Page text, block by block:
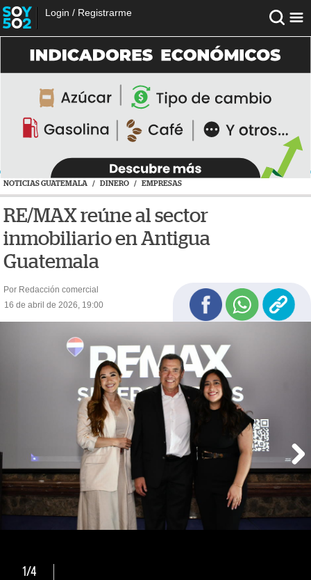
Login / Registrarme
NOTICIAS GUATEMALA / DINERO / EMPRESAS
RE/MAX reúne al sector
inmobiliario en Antigua
Guatemala
Por Redacción comercial
16 de abril de 2026, 19:00
1/4